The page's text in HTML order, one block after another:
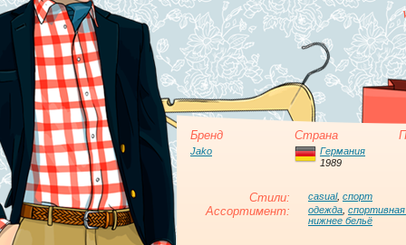
Бренд Страна
Jako
Германия
1989
Стили: casual, спорт
Ассортимент: одежда спортивная
нижнее бельё